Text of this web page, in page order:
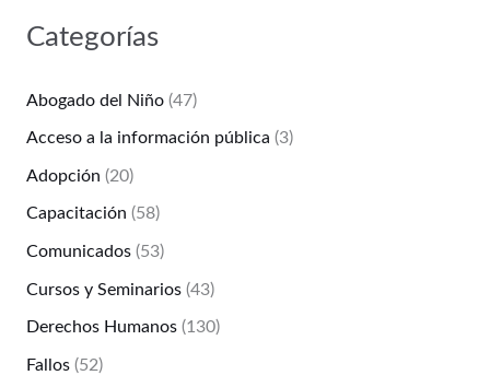
Categorías
Abogado del Niño(47)
Acceso a la información pública (3)
Adopción (20)
Capacitación (58)
Comunicados(53)
Cursos y Seminarios(43)
Derechos Humanos(130)
Fallos(52)